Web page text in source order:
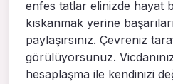
enfes tatlar elinizde hayat
kıskanmak yerine
paylaşırsınız. Çevreniz
görülüyorsunuz.
hesaplaşma ile kendinizi